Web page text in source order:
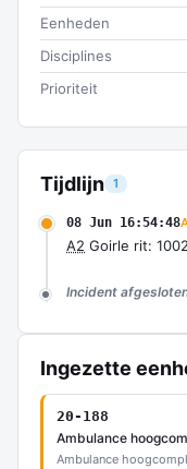
Tijdlijn 1
08 Jun 16:54:48
A2 Goirle rit:
Incident
Ingezette
20-188
Ambulance
Ambulance
Eenheden
Disciplines
Prioriteit